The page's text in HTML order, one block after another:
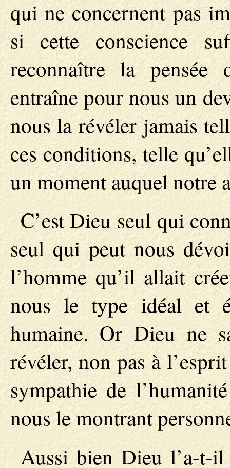
qui ne concernent pas
si cette conscience
reconnaître la pensée
entraîne pour nous un
nous la révéler jamais
ces conditions, telle
un moment auquel notre
C’est Dieu seul qui
seul qui peut nous
l’homme qu’il allait
nous le type idéal et
humaine. Or Dieu ne
révéler, non pas à
sympathie de
nous le montrant
Aussi bien Dieu l’a-